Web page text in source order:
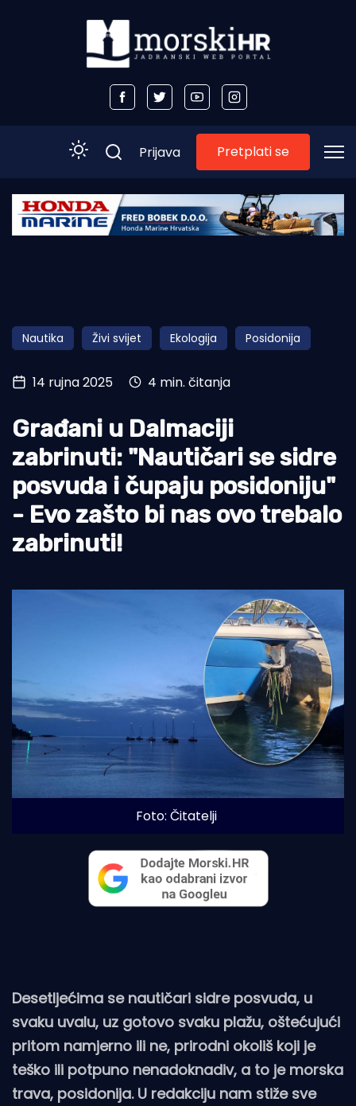
Početna
Obala
Otoci
Turizam i nautika
Pomorstvo
Ribolov
Ekologija
Tradicija i kultura
Prijava Pretplati se
Nautika Živi svijet Ekologija Posidonija
14 rujna 2025 4 min. čitanja
Građani u Dalmaciji
zabrinuti: "Nautičari se sidre
posvuda i čupaju posidoniju"
- Evo zašto bi nas ovo trebalo
zabrinuti!
Foto: Čitatelji
Desetljećima se nautičari sidre posvuda, u
svaku uvalu, uz gotovo svaku plažu, oštećujući
pritom namjerno ili ne, prirodni okoliš koji je
teško ili potpuno nenadoknadiv, a to je morska
trava, posidonija. U redakciju nam stiže sve